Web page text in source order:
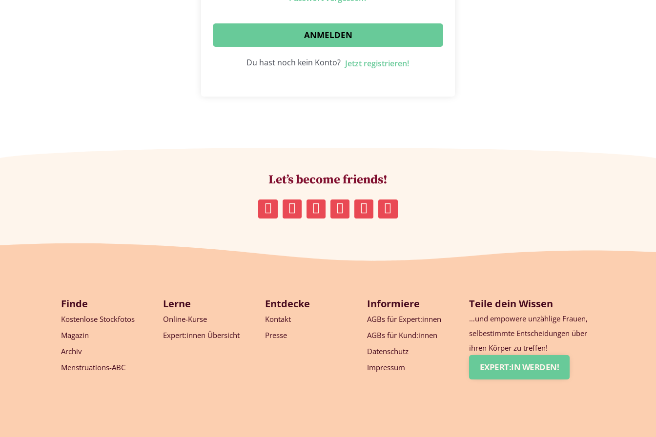
ANMELDEN
Du hast noch kein Konto? Jetzt registrieren!
Let’s become friends!
Finde
Kostenlose Stockfotos
Magazin
Archiv
Menstruations-ABC
Lerne
Online-Kurse
Expert:innen Übersicht
Entdecke
Kontakt
Presse
Informiere
AGBs für Expert:innen
AGBs für Kund:innen
Datenschutz
Impressum
Teile dein Wissen
…und empowere unzählige Frauen,
selbestimmte Entscheidungen über
ihren Körper zu treffen!
EXPERT:IN WERDEN!